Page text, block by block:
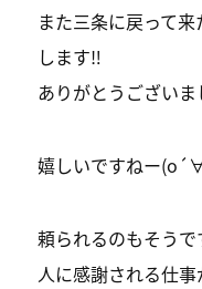
また三条に戻って
します‼️
ありがとうござい
嬉しいですねー
頼られるのもそうで
人に感謝される仕